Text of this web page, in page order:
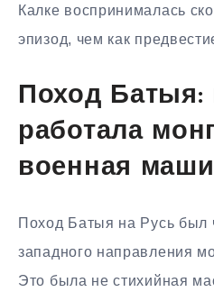
Калке воспринималась
эпизод, чем как
Поход Батыя:
работала
военная
Поход Батыя на Русь был
западного направления
Это была не стихийная